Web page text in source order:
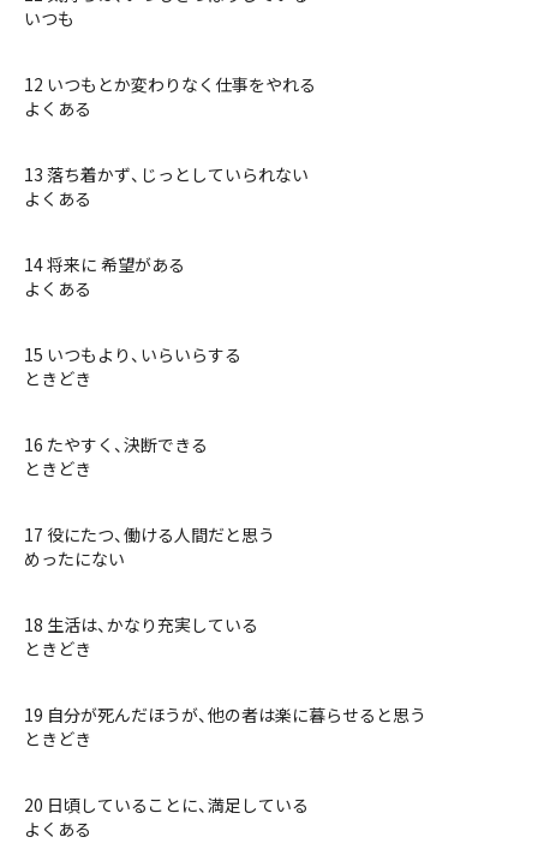
いつも
12 いつもとか変わりなく仕事をやれる
よくある
13 落ち着かず、じっとしていられない
よくある
14 将来に 希望がある
よくある
15 いつもより、いらいらする
ときどき
16 たやすく、決断できる
ときどき
17 役にたつ、働ける人間だと思う
めったにない
18 生活は、かなり充実している
ときどき
19 自分が死んだほうが、他の者は楽に暮らせると思う
ときどき
20 日頃していることに、満足している
よくある